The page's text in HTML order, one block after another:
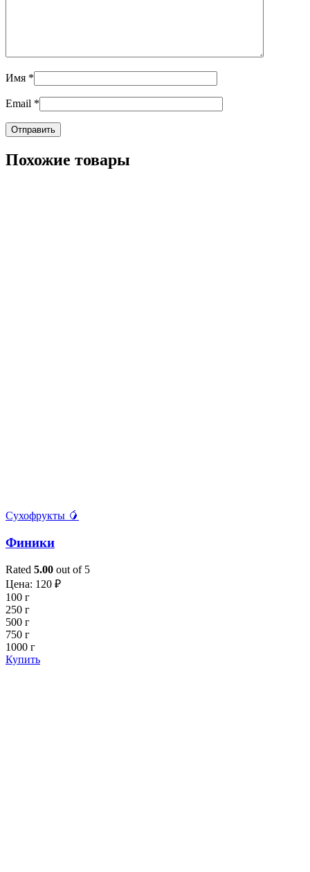
Имя *
Email *
Похожие товары
Сухофрукты 🥭
Финики
Rated 5.00 out of 5
Цена: 120 ₽
100 г
250 г
500 г
750 г
1000 г
Купить